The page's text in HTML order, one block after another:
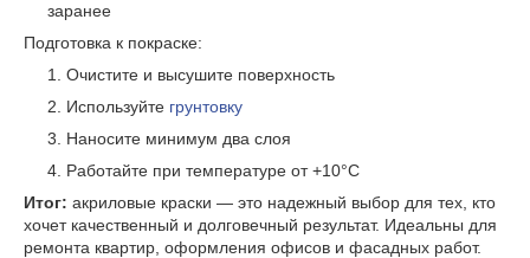
заранее
Подготовка к покраске:
Очистите и высушите поверхность
Используйте грунтовку
Наносите минимум два слоя
Работайте при температуре от +10°C
Итог: акриловые краски — это надежный выбор для тех, кто
хочет качественный и долговечный результат. Идеальны для
ремонта квартир, оформления офисов и фасадных работ.